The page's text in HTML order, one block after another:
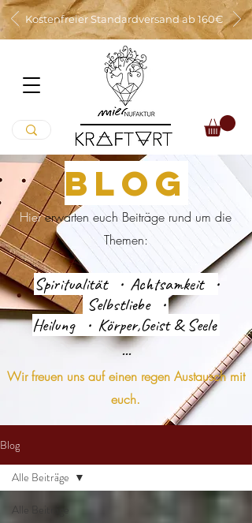
Kostenfreier Standardversand ab 160€
BLOG
Hiererwarten euch Beiträge rund um die
Themen:
Spiritualität • Achtsamkeit •
Selbstliebe •
Heilung • Körper,Geist & Seele
...
Wir freuen uns auf einen regen Austausch mit
euch.
Blog
Alle Beiträge
Alle Beiträge